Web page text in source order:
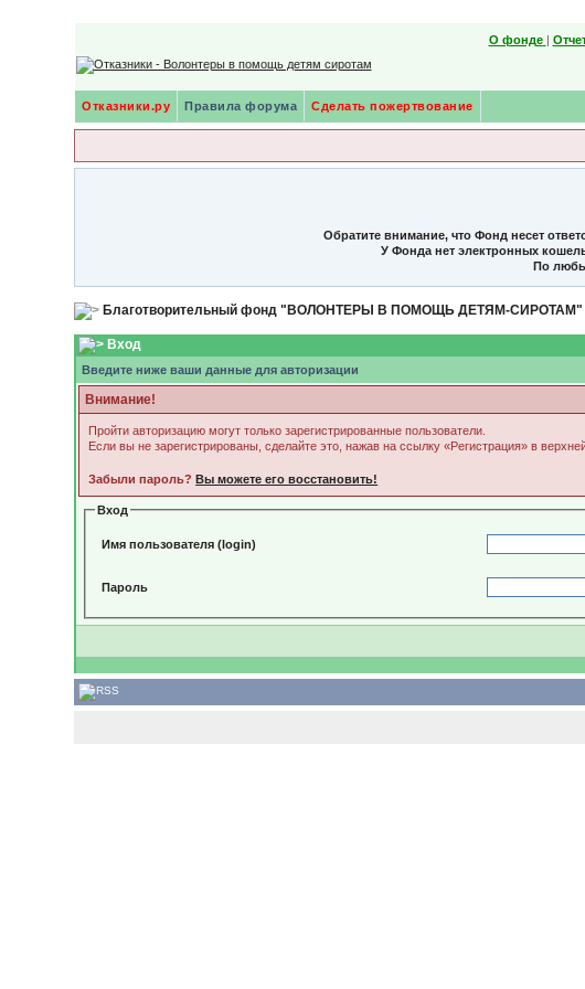
О фонде |
Отказники.ру Правила форума Сделать пожертвование
Обратите внимание, что Фонд несет
У Фонда нет электронных
По
Благотворительный фонд "ВОЛОНТЕРЫ В ПОМОЩЬ ДЕТЯМ-СИРОТАМ"
Вход
Введите ниже ваши данные для авторизации
Внимание!
Пройти авторизацию могут только зарегистрированные пользователи.
Если вы не зарегистрированы, сделайте это, нажав на ссылку «Регистрация» в
Забыли пароль?Вы можете его восстановить!
Вход
Имя пользователя (login)
Пароль